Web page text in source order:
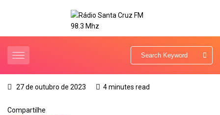
27 de outubro de 2023 4 minutes read
Compartilhe